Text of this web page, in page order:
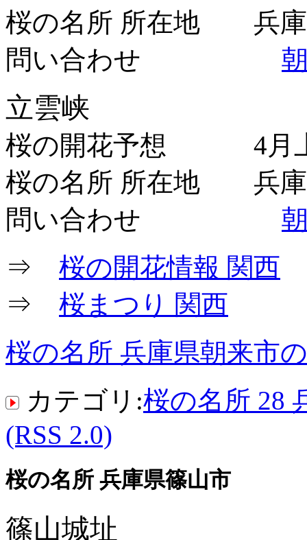
桜の名所 所在地 兵庫
問い合わせ
立雲峡
桜の開花予想 4月上
桜の名所 所在地 兵庫
問い合わせ
⇒ 桜の開花情報 関西
⇒ 桜まつり 関西
桜の名所 兵庫県朝来市
カテゴリ:桜の名所 28
(RSS 2.0)
桜の名所 兵庫県篠山市
篠山城址